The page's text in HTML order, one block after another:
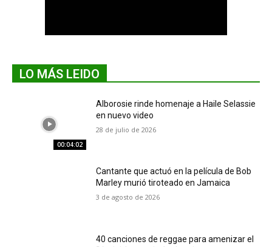
LO MÁS LEIDO
00:04:02
Alborosie rinde homenaje a Haile Selassie
en nuevo video
28 de julio de 2026
Cantante que actuó en la película de Bob
Marley murió tiroteado en Jamaica
3 de agosto de 2026
40 canciones de reggae para amenizar el